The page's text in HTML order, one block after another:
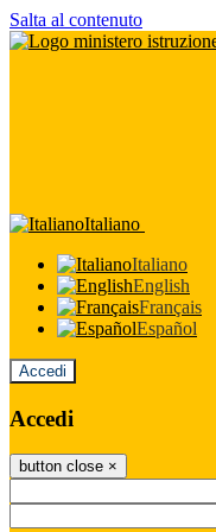
Salta al contenuto
Italiano
Italiano
English
Français
Español
Accedi
Accedi
button close ×